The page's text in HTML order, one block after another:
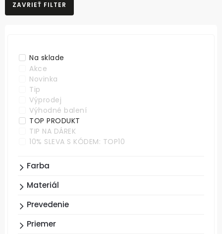
NAJLACNEJŠIE
ZAVRIEŤ FILTER
Na sklade
Akce
Novinka
Tip
Výprodej
Výhodné balení
TOP PRODUKT
TIP NA DÁREK
10% SLEVA S KÓDEM: TOP10
Farba
Materiál
Prevedenie
Priemer